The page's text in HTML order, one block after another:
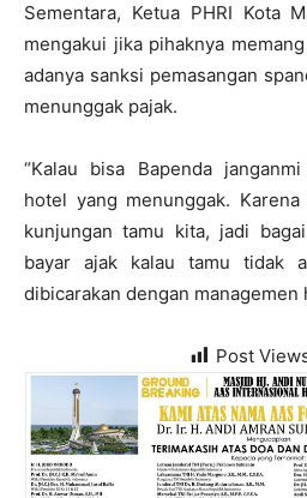
Sementara, Ketua PHRI Kota
mengakui jika pihaknya
adanya sanksi pemasangan
menunggak pajak.
“Kalau bisa Bapenda
hotel yang menunggak.
kunjungan tamu kita, jadi
bayar ajak kalau tamu tidak
dibicarakan dengan managemen
Post